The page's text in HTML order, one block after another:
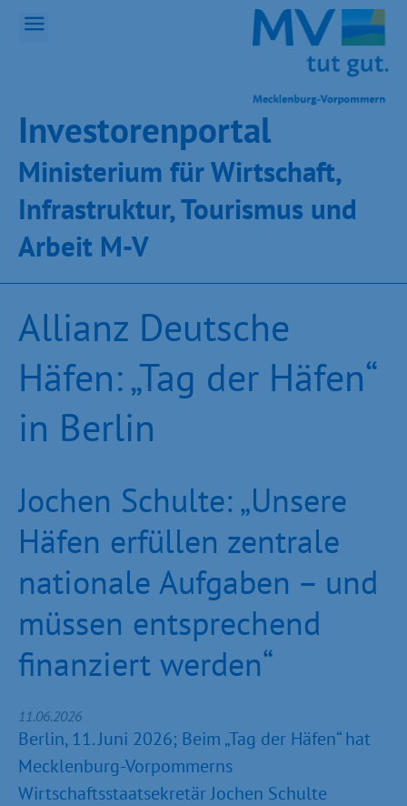
Inves­toren­por­tal
Ministeri­um für Wirt­schaft,
Infra­struk­tur, Tou­ris­mus und
Ar­beit M-V
Allianz Deutsche
Häfen: „Tag der Häfen“
in Berlin
Jochen Schulte: „Unsere
Häfen erfüllen zentrale
nationale Aufgaben – und
müssen entsprechend
finanziert werden“
11.06.2026
Berlin, 11. Juni 2026; Beim „Tag der Häfen“ hat
Mecklenburg-Vorpommerns
Wirtschaftsstaatsekretär Jochen Schulte